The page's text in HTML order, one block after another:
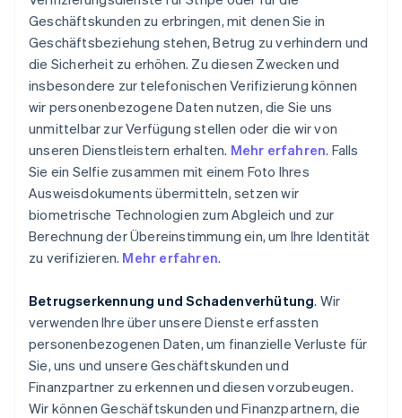
Geschäftskunden zu erbringen, mit denen Sie in
Geschäftsbeziehung stehen, Betrug zu verhindern und
die Sicherheit zu erhöhen. Zu diesen Zwecken und
insbesondere zur telefonischen Verifizierung können
wir personenbezogene Daten nutzen, die Sie uns
unmittelbar zur Verfügung stellen oder die wir von
unseren Dienstleistern erhalten. Mehr erfahren. Falls
Sie ein Selfie zusammen mit einem Foto Ihres
Ausweisdokuments übermitteln, setzen wir
biometrische Technologien zum Abgleich und zur
Berechnung der Übereinstimmung ein, um Ihre Identität
zu verifizieren. Mehr erfahren.
Betrugserkennung und Schadenverhütung. Wir
verwenden Ihre über unsere Dienste erfassten
personenbezogenen Daten, um finanzielle Verluste für
Sie, uns und unsere Geschäftskunden und
Finanzpartner zu erkennen und diesen vorzubeugen.
Wir können Geschäftskunden und Finanzpartnern, die